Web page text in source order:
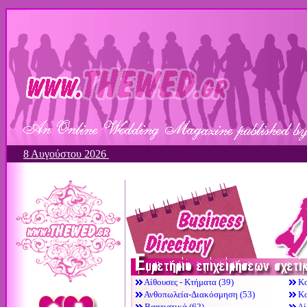
8 Αυγούστου 2026
Αίθουσες - Κτήματα (39)
Ανθοπωλεία-Διακόσμηση (53)